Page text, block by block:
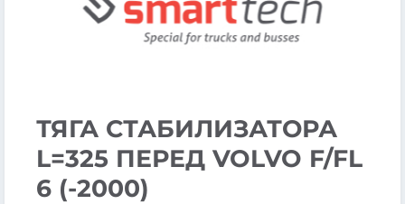
ТЯГА СТАБИЛИЗАТОРА
L=325 ПЕРЕД VOLVO F/FL
6 (-2000)